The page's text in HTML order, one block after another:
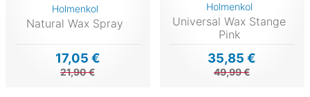
Holmenkol
Natural Wax Spray
17,05 €
21,90 €
Holmenkol
Universal Wax Stange
Pink
35,85 €
49,99 €